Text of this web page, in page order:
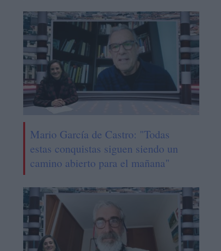
Mario García de Castro: "Todas
estas conquistas siguen siendo un
camino abierto para el mañana"